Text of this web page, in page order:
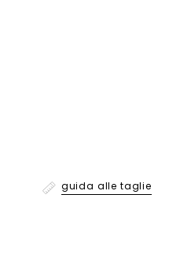
guida alle taglie